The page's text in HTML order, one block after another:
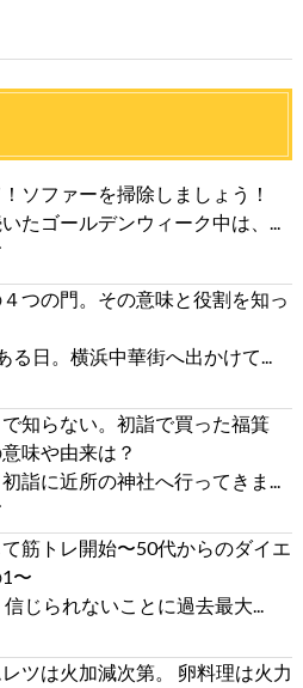
ソファーを掃除しましょう！
たゴールデンウィーク中は、...
つの門。その意味と役割を知っ
る日。横浜中華街へ出かけて...
知らない。初詣で買った福箕
意味や由来は？
詣に近所の神社へ行ってきま...
筋トレ開始〜50代からのダイエ
〜
じられないことに過去最大...
ツは火加減次第。 卵料理は火力